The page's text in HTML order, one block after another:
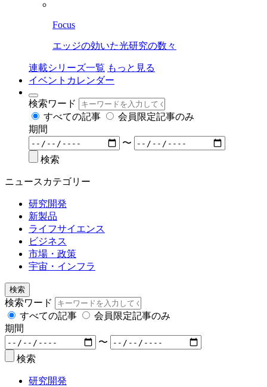
Focus
エッジの効いた光研究の数々
連載シリーズ一覧 もっと見る
イベントカレンダー
検索ワード
すべての記事
会員限定記事のみ
期間
〜
検索
ニュースカテゴリー
研究開発
新製品
ライフサイエンス
ビジネス
市場・政策
宇宙・インフラ
検索
検索ワード
すべての記事
会員限定記事のみ
期間
〜
検索
研究開発